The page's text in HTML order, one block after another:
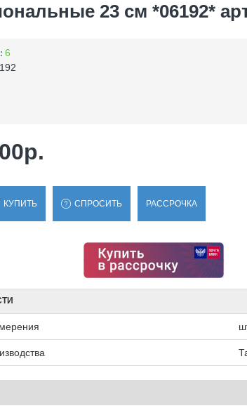
23 см *06192*
6
КУПИТЬ СПРОСИТЬ РАССРОЧКА